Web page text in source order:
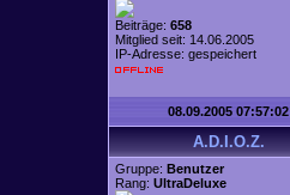
Beiträge: 658
Mitglied seit: 14.06.2005
IP-Adresse: gespeichert
08.09.2005 07:57:02
A.D.I.O.Z.
Gruppe: Benutzer
Rang: UltraDeluxe